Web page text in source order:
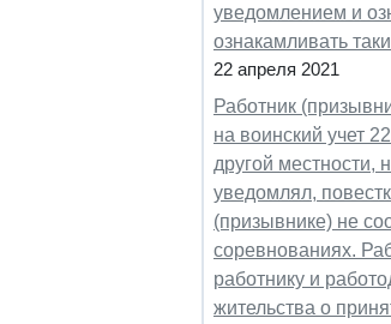
уведомлением и
ознакамливать
22 апреля 2021
Работник
на воинский учет
другой местности,
уведомлял,
(призывнике) не
соревнованиях.
работнику и
жительства о